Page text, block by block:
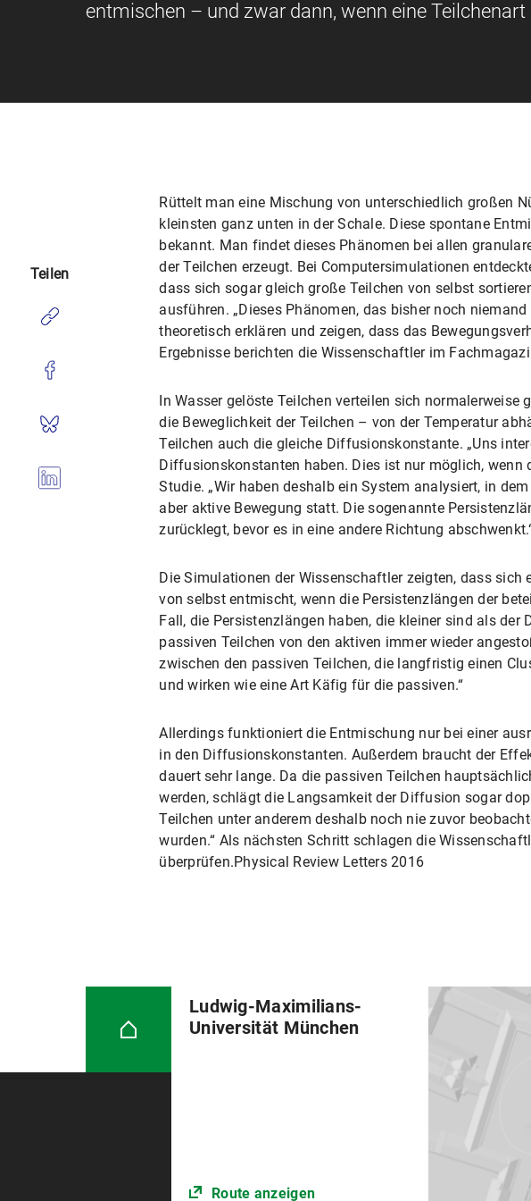
entmischen – und zwar dann, wenn eine
Rüttelt man eine Mischung von unterschiedlich großen
kleinsten ganz unten in der Schale. Diese spontane
bekannt. Man findet dieses Phänomen bei allen
der Teilchen erzeugt. Bei Computersimulationen
dass sich sogar gleich große Teilchen von selbst
ausführen. „Dieses Phänomen, das bisher noch
theoretisch erklären und zeigen, dass das
Ergebnisse berichten die Wissenschaftler im
In Wasser gelöste Teilchen verteilen sich
die Beweglichkeit der Teilchen – von der Temperatur
Teilchen auch die gleiche Diffusionskonstante. „Uns
Diffusionskonstanten haben. Dies ist nur möglich, wenn
Studie. „Wir haben deshalb ein System analysiert, in
aber aktive Bewegung statt. Die sogenannte
zurücklegt, bevor es in eine andere Richtung
Die Simulationen der Wissenschaftler zeigten, dass
von selbst entmischt, wenn die Persistenzlängen der
Fall, die Persistenzlängen haben, die kleiner sind als
passiven Teilchen von den aktiven immer wieder
zwischen den passiven Teilchen, die langfristig einen
und wirken wie eine Art Käfig für die passiven.“
Allerdings funktioniert die Entmischung nur bei einer
in den Diffusionskonstanten. Außerdem braucht der
dauert sehr lange. Da die passiven Teilchen
werden, schlägt die Langsamkeit der Diffusion sogar
Teilchen unter anderem deshalb noch nie zuvor
wurden.“ Als nächsten Schritt schlagen die
überprüfen.Physical Review Letters 2016
Teilen
Ludwig-Maximilians-
Universität München
Route anzeigen